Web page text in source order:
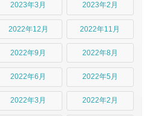
2023年3月 2023年2月
2022年12月 2022年11月
2022年9月 2022年8月
2022年6月 2022年5月
2022年3月 2022年2月